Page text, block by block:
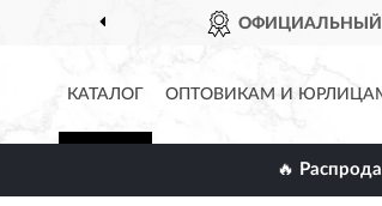
ОФИЦИАЛЬНЫЙ
КАТАЛОГ ОПТОВИКАМ И
🔥